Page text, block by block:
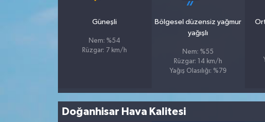
Güneşli
Nem: %54
Rüzgar: 7 km/h
Bölgesel düzensiz yağmur
yağışlı
Nem: %55
Rüzgar: 14 km/h
Yağış Olasılığı: %79
Doğanhisar Hava Kalitesi